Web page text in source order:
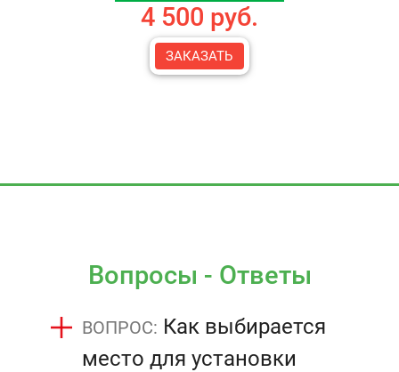
4 500 руб.
ЗАКАЗАТЬ
Вопросы - Ответы
Как выбирается
место для установки